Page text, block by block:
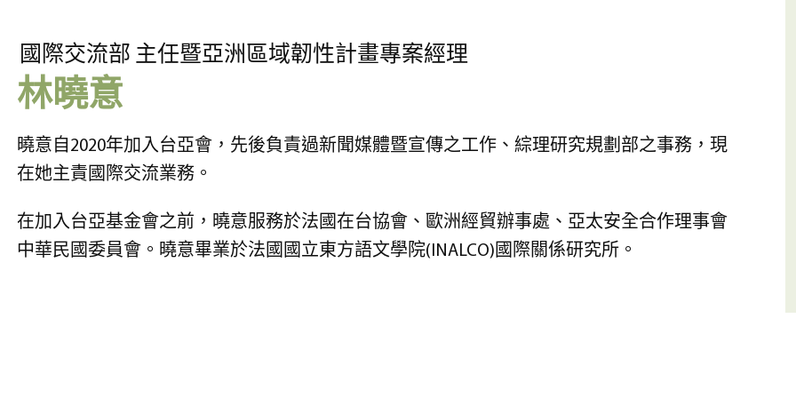
國際交流部 主任暨亞洲區域韌性計畫專案經理
林曉意
曉意自2020年加入台亞會，先後負責過新聞媒體暨宣傳之工作、綜理研究規劃部之事務，現
在她主責國際交流業務。
在加入台亞基金會之前，曉意服務於法國在台協會、歐洲經貿辦事處、亞太安全合作理事會
中華民國委員會。曉意畢業於法國國立東方語文學院(INALCO)國際關係研究所。